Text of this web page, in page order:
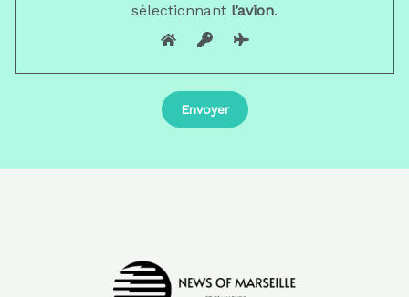
sélectionnant l’avion.